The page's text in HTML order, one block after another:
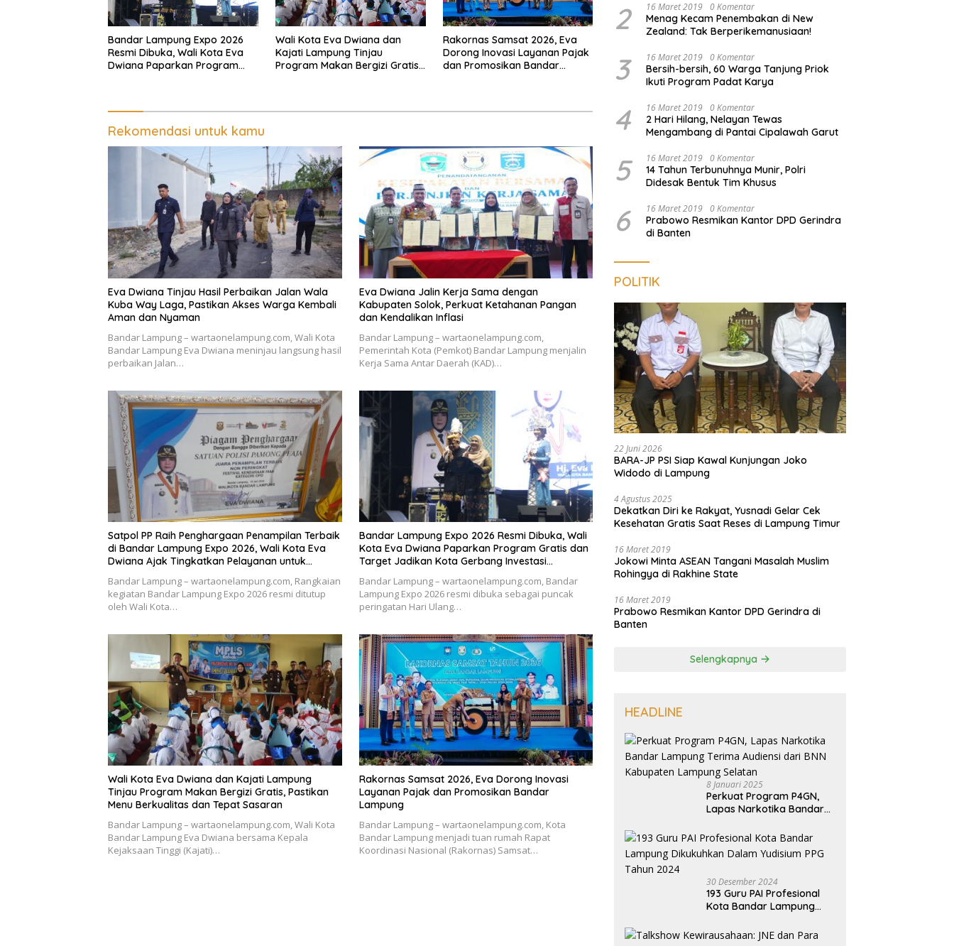
Bandar Lampung Expo 2026
Resmi Dibuka, Wali Kota Eva
Dwiana Paparkan Program
Wali Kota Eva Dwiana dan
Kajati Lampung Tinjau
Program Makan Bergizi Gratis,
Rakornas Samsat 2026, Eva
Dorong Inovasi Layanan Pajak
dan Promosikan Bandar
Rekomendasi untuk kamu
Eva Dwiana Tinjau Hasil Perbaikan Jalan Wala
Kuba Way Laga, Pastikan Akses Warga Kembali
Aman dan Nyaman
Bandar Lampung – wartaonelampung.com, Wali Kota
Bandar Lampung Eva Dwiana meninjau langsung hasil
perbaikan Jalan…
Eva Dwiana Jalin Kerja Sama dengan
Kabupaten Solok, Perkuat Ketahanan Pangan
dan Kendalikan Inflasi
Bandar Lampung – wartaonelampung.com,
Pemerintah Kota (Pemkot) Bandar Lampung menjalin
Kerja Sama Antar Daerah (KAD)…
Satpol PP Raih Penghargaan Penampilan Terbaik
di Bandar Lampung Expo 2026, Wali Kota Eva
Dwiana Ajak Tingkatkan Pelayanan untuk
Bandar Lampung – wartaonelampung.com, Rangkaian
kegiatan Bandar Lampung Expo 2026 resmi ditutup
oleh Wali Kota…
Bandar Lampung Expo 2026 Resmi Dibuka, Wali
Kota Eva Dwiana Paparkan Program Gratis dan
Target Jadikan Kota Gerbang Investasi
Bandar Lampung – wartaonelampung.com, Bandar
Lampung Expo 2026 resmi dibuka sebagai puncak
peringatan Hari Ulang…
Wali Kota Eva Dwiana dan Kajati Lampung
Tinjau Program Makan Bergizi Gratis, Pastikan
Menu Berkualitas dan Tepat Sasaran
Bandar Lampung – wartaonelampung.com, Wali Kota
Bandar Lampung Eva Dwiana bersama Kepala
Kejaksaan Tinggi (Kajati)…
Rakornas Samsat 2026, Eva Dorong Inovasi
Layanan Pajak dan Promosikan Bandar
Lampung
Bandar Lampung – wartaonelampung.com, Kota
Bandar Lampung menjadi tuan rumah Rapat
Koordinasi Nasional (Rakornas) Samsat…
2 16 Maret 2019 0 Komentar
Menag Kecam Penembakan di New
Zealand: Tak Berperikemanusiaan!
3 16 Maret 2019 0 Komentar
Bersih-bersih, 60 Warga Tanjung Priok
Ikuti Program Padat Karya
4 16 Maret 2019 0 Komentar
2 Hari Hilang, Nelayan Tewas
Mengambang di Pantai Cipalawah Garut
5 16 Maret 2019 0 Komentar
14 Tahun Terbunuhnya Munir, Polri
Didesak Bentuk Tim Khusus
6 16 Maret 2019 0 Komentar
Prabowo Resmikan Kantor DPD Gerindra
di Banten
POLITIK
22 Juni 2026
BARA-JP PSI Siap Kawal Kunjungan Joko
Widodo di Lampung
4 Agustus 2025
Dekatkan Diri ke Rakyat, Yusnadi Gelar Cek
Kesehatan Gratis Saat Reses di Lampung Timur
16 Maret 2019
Jokowi Minta ASEAN Tangani Masalah Muslim
Rohingya di Rakhine State
16 Maret 2019
Prabowo Resmikan Kantor DPD Gerindra di
Banten
Selengkapnya
HEADLINE
8 Januari 2025
Perkuat Program P4GN,
Lapas Narkotika Bandar
dari BNN Kabupaten
Lampung Selatan
30 Desember 2024
193 Guru PAI Profesional
Kota Bandar Lampung
Yudisium PPG Tahun 2024